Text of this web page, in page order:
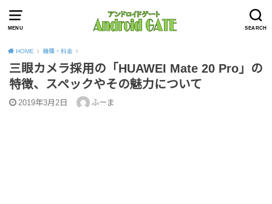
MENU SEARCH
HOME 機種・料金
三眼カメラ採用の「HUAWEI Mate 20 Pro」の
特徴、スペックやその魅力について
2019年3月2日 ふーま